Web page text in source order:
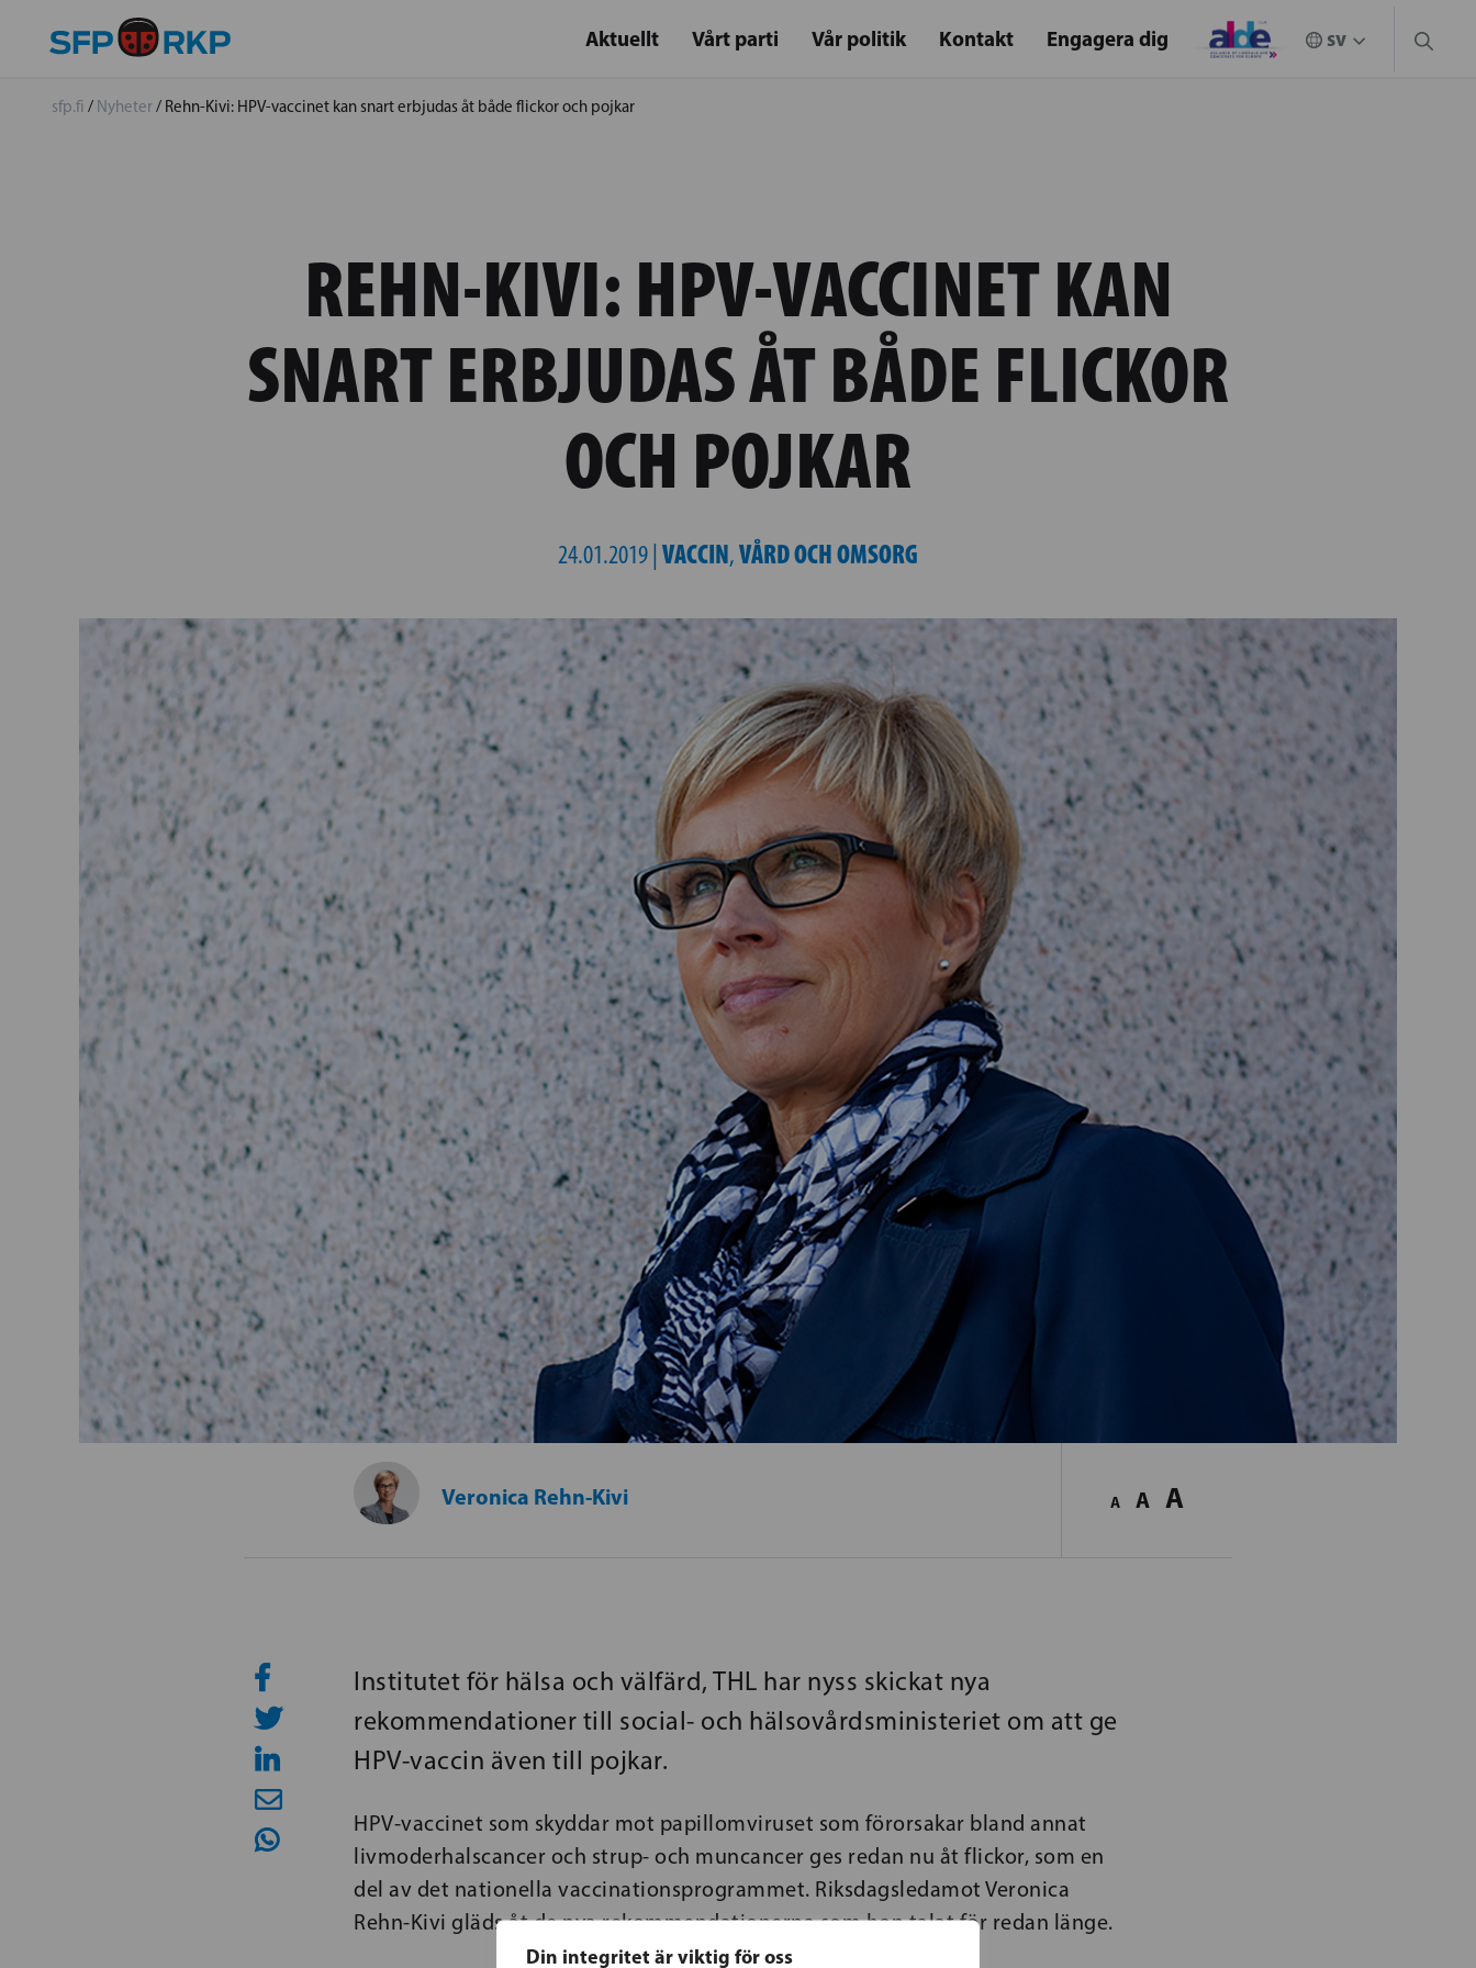
Din integritet är viktig för oss
Aktuellt Vårt parti Vår politik Kontakt Engagera dig
sfp.fi / Nyheter/ Rehn-Kivi: HPV-vaccinet kan snart erbjudas åt både flickor och pojkar
REHN-KIVI: HPV-VACCINET KAN
SNART ERBJUDAS ÅT BÅDE FLICKOR
OCH POJKAR
24.01.2019 | VACCIN,VÅRD OCH OMSORG
Veronica Rehn-Kivi A A A
Institutet för hälsa och välfärd, THL har nyss skickat nya
rekommendationer till social- och hälsovårdsministeriet om att ge
HPV-vaccin även till pojkar.
HPV-vaccinet som skyddar mot papillomviruset som förorsakar bland annat
livmoderhalscancer och strup- och muncancer ges redan nu åt flickor, som en
del av det nationella vaccinationsprogrammet. Riksdagsledamot Veronica
Rehn-Kivi gläds åt de nya rekommendationerna som hon talat för redan länge.